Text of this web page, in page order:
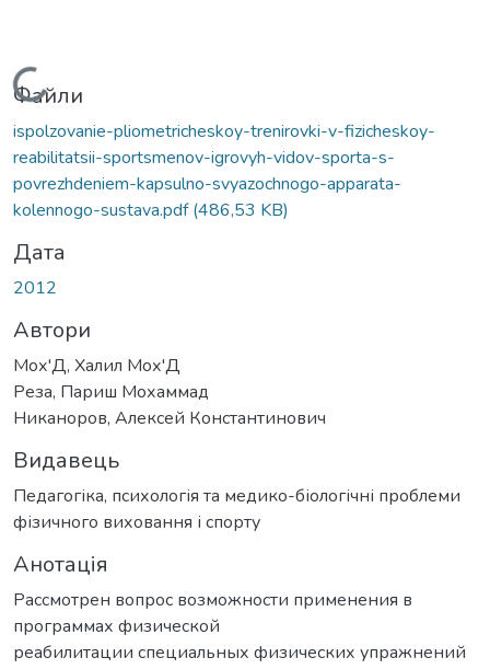
Вантажиться...
Файли
ispolzovanie-pliometricheskoy-trenirovki-v-fizicheskoy-
reabilitatsii-sportsmenov-igrovyh-vidov-sporta-s-
povrezhdeniem-kapsulno-svyazochnogo-apparata-
kolennogo-sustava.pdf(486,53 KB)
Дата
2012
Автори
Мох'Д, Халил Мох'Д
Реза, Париш Мохаммад
Никаноров, Алексей Константинович
Видавець
Педагогіка, психологія та медико-біологічні проблеми
фізичного виховання і спорту
Анотація
Рассмотрен вопрос возможности применения в
программах физической
реабилитации специальных физических упражнений